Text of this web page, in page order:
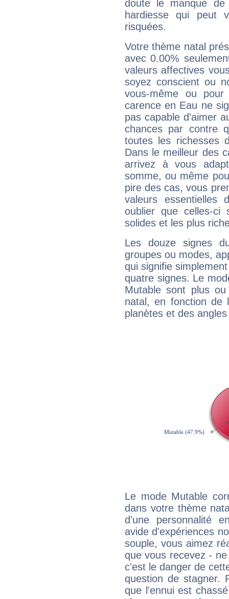
doute le manque
hardiesse qui peut
risquées.
Votre thème natal
avec 0.00%
valeurs affectives
soyez conscient ou
vous-même ou
carence en Eau ne
pas capable d'aimer
chances par contre
toutes les richesses
Dans le meilleur des
arrivez à vous
somme, ou même
pire des cas, vous
valeurs
oublier que celles-
solides et les plus
Les douze signes
groupes ou modes,
qui signifie
quatre signes. Le
Mutable sont plus
natal, en fonction de
planètes et des
Le mode Mutable
dans votre thème
d'une personnalité
avide d'expériences
souple, vous aimez
que vous recevez -
c'est le danger de
question de stagner.
que l'ennui est